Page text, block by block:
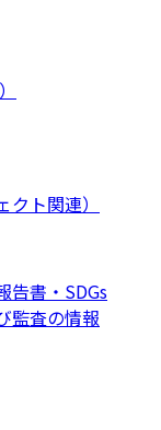
ト関連）
告書・SDGs
監査の情報